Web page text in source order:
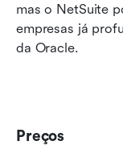
mas o NetSuite
empresas já
da Oracle.
Preços